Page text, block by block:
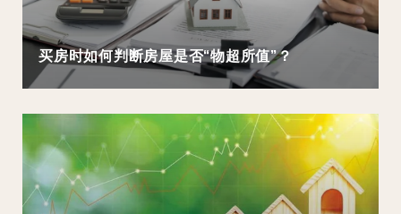
买房时如何判断房屋是否“物超所值”？